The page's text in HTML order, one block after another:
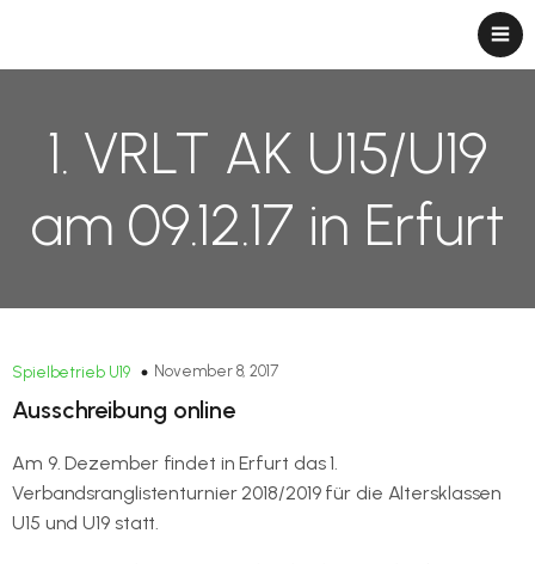
1. VRLT AK U15/U19
am 09.12.17 in Erfurt
Spielbetrieb U19 November 8, 2017
Ausschreibung online
Am 9. Dezember findet in Erfurt das 1.
Verbandsranglistenturnier 2018/2019 für die Altersklassen
U15 und U19 statt.